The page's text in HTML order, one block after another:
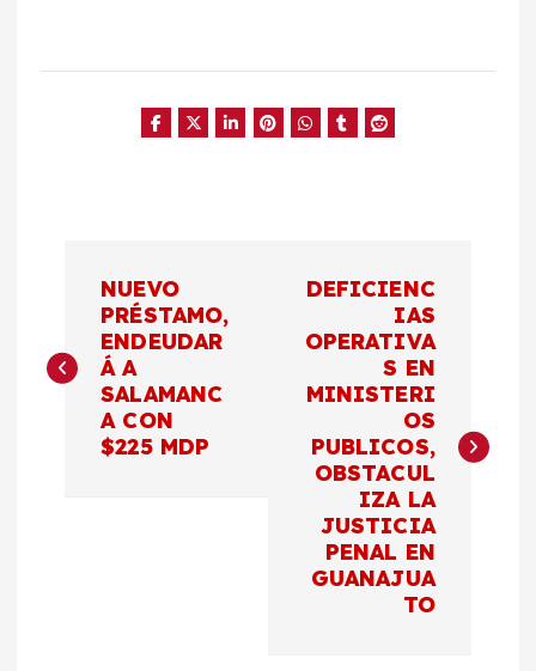
v
NUEVO
PRÉSTAMO,
ENDEUDAR
Á A
SALAMANC
A CON
$225 MDP
DEFICIENC
IAS
OPERATIVA
S EN
MINISTERI
OS
PUBLICOS,
OBSTACUL
IZA LA
JUSTICIA
PENAL EN
GUANAJUA
TO